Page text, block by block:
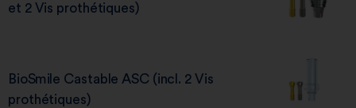
et 2 Vis prothétiques)
BioSmile Castable ASC (incl. 2 Vis
prothétiques)